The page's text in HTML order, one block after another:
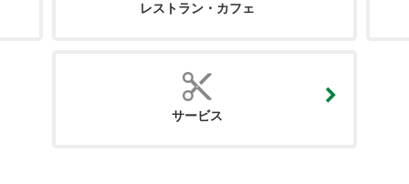
レストラン・カフェ
サービス